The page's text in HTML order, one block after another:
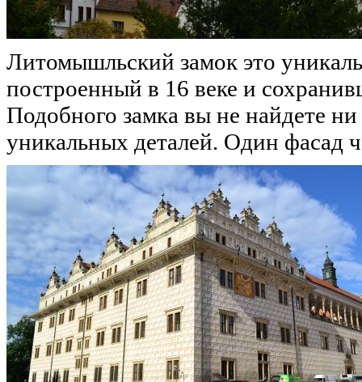
Литомышльский замок это
построенный в 16 веке и
Подобного замка вы не найдете
уникальных деталей. Один фасад